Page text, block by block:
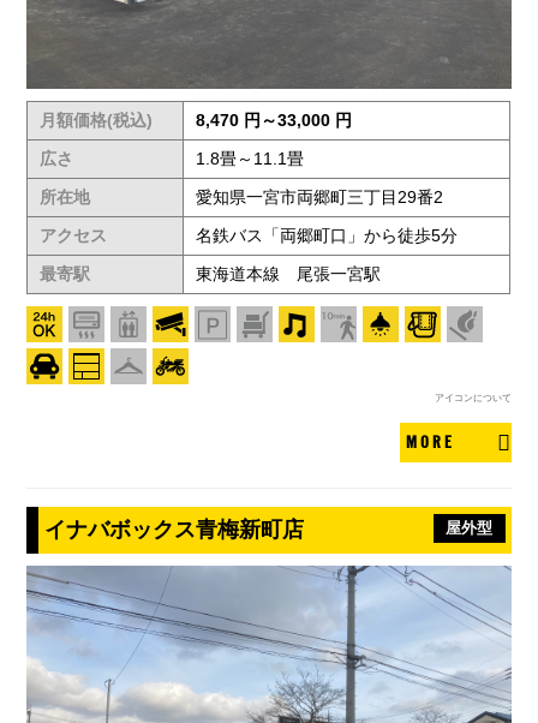
月額価格(税込)
8,470 円～33,000 円
広さ
1.8畳～11.1畳
所在地
愛知県一宮市両郷町三丁目29番2
アクセス
名鉄バス「両郷町口」から徒歩5分
最寄駅
東海道本線 尾張一宮駅
アイコンについて
MORE
イナバボックス青梅新町店 屋外型